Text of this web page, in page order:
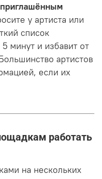
у артиста или
список
минут и избавит от
артистов
если их
работать
на нескольких